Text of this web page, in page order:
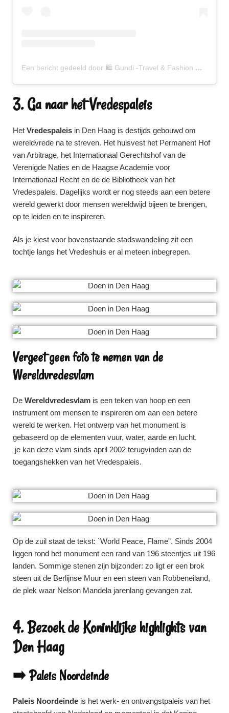
Een bericht gedeeld door 🛍 Gundi -Travel & Fashion 🌸 (@gundiscover)
3. Ga naar het Vredespaleis
Het Vredespaleis in Den Haag is destijds gebouwd om
wereldvrede na te streven. Het huisvest het Permanent Hof
van Arbitrage, het Internationaal Gerechtshof van de
Verenigde Naties en de Haagse Academie voor
Internationaal Recht en de de Bibliotheek van het
Vredespaleis. Dagelijks wordt er nog steeds aan een betere
wereld gewerkt door mensen wereldwijd bijeen te brengen,
op te leiden en te inspireren.
Als je kiest voor bovenstaande stadswandeling zit een
tochtje langs het Vredeshuis er al meteen inbegrepen.
Vergeet geen foto te nemen van de
Wereldvredesvlam
De Wereldvredesvlam is een teken van hoop en een
instrument om mensen te inspireren om aan een betere
wereld te werken. Het ontwerp van het monument is
gebaseerd op de elementen vuur, water, aarde en lucht.
je kan deze vlam sinds april 2002 terugvinden aan de
toegangshekken van het Vredespaleis.
Op de zuil staat de tekst: `World Peace, Flame”. Sinds 2004
liggen rond het monument een rand van 196 steentjes uit 196
landen. Sommige stenen zijn bijzonder: zo ligt er een brok
steen uit de Berlijnse Muur en een steen van Robbeneiland,
de plek waar Nelson Mandela jarenlang gevangen zat.
4. Bezoek de Koninklijke highlights van
Den Haag
➡️ Paleis Noordeinde
Paleis Noordeinde is het werk- en ontvangstpaleis van het